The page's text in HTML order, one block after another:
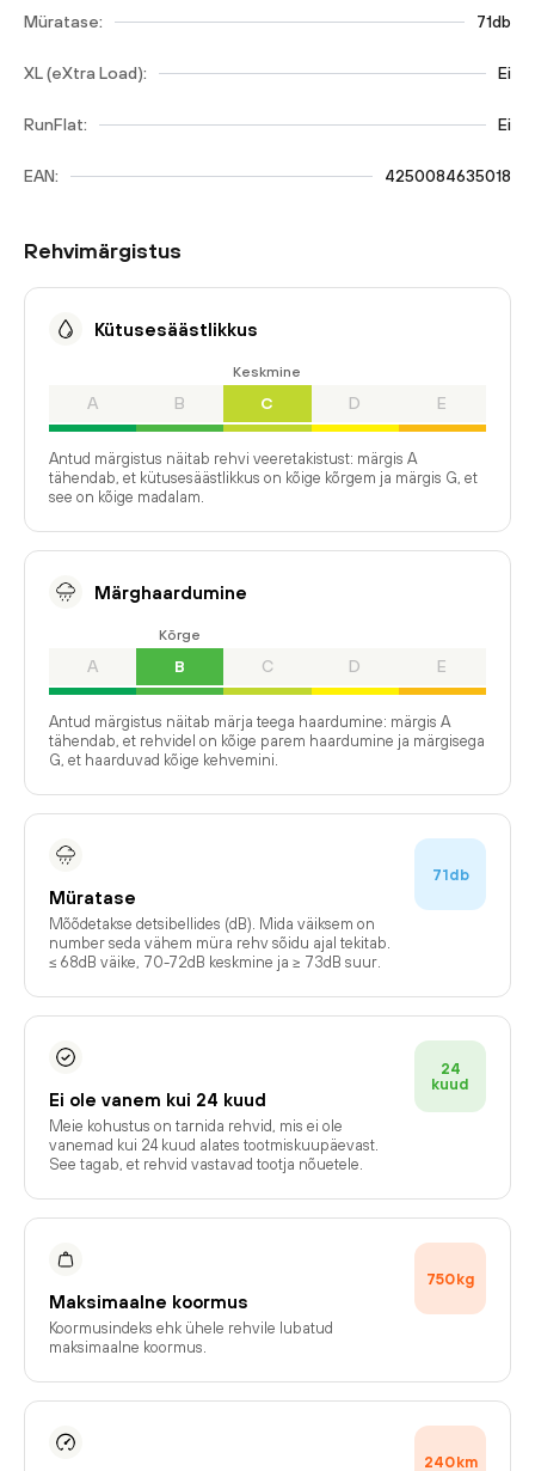
Müratase: 71db
XL (eXtra Load): Ei
RunFlat: Ei
EAN: 4250084635018
Rehvimärgistus
Kütusesäästlikkus
A B
Keskmine
C D E
Antud märgistus näitab rehvi veeretakistust: märgis A
tähendab, et kütusesäästlikkus on kõige kõrgem ja märgis G, et
see on kõige madalam.
Märghaardumine
A
Kõrge
B C D E
Antud märgistus näitab märja teega haardumine: märgis A
tähendab, et rehvidel on kõige parem haardumine ja märgisega
G, et haarduvad kõige kehvemini.
Müratase
Mõõdetakse detsibellides (dB). Mida väiksem on
number seda vähem müra rehv sõidu ajal tekitab.
≤ 68dB väike, 70-72dB keskmine ja ≥ 73dB suur.
71db
Ei ole vanem kui 24 kuud
Meie kohustus on tarnida rehvid, mis ei ole
vanemad kui 24 kuud alates tootmiskuupäevast.
See tagab, et rehvid vastavad tootja nõuetele.
24
kuud
Maksimaalne koormus
Koormusindeks ehk ühele rehvile lubatud
maksimaalne koormus.
750kg
240km